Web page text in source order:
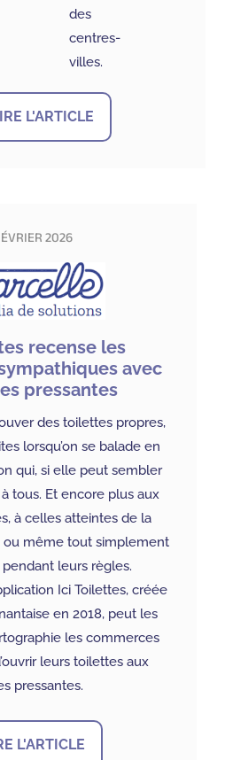
des
centres-
villes.
L'ARTICLE
2026
recense les
avec
pressantes
des toilettes propres,
lorsqu’on se balade en
qui, si elle peut sembler
tous. Et encore plus aux
à celles atteintes de la
ou même tout simplement
leurs règles.
Ici Toilettes, créée
en 2018, peut les
les commerces
leurs toilettes aux
pressantes.
L'ARTICLE